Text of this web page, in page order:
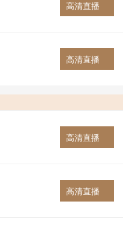
高清直播
高清直播
高清直播
高清直播